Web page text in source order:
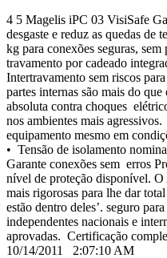
4 5 Magelis iPC 03 VisiSafe
desgaste e reduz as quedas
kg para conexões seguras,
travamento por cadeado
Intertravamento sem riscos
partes internas são mais do
absoluta contra choques
nos ambientes mais
equipamento mesmo em
• Tensão de isolamento
Garante conexões sem erros
nível de proteção disponível. O
mais rigorosas para lhe dar
estão dentro deles’. seguro
independentes nacionais e
aprovadas. Certificação
10/14/2011 2:07:10 AM